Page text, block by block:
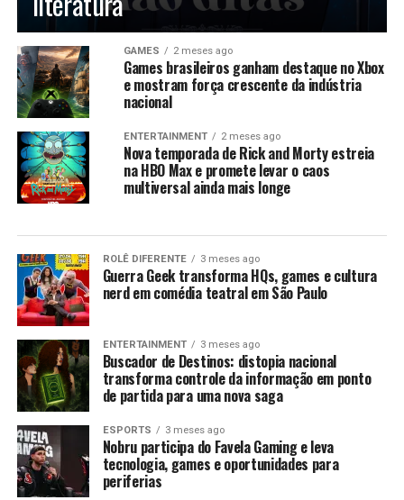
Fortnite em 2023, e no Distrito Federal, o Valorant e o
Overwatch são os jogos mais jogados pelos moradores.
No estado do Maranhão, os jogos preferidos são o Free
Fire e o eFootball.
O estudo também indicou os jogadores de eSports
brasileiros que mais faturam no país. O capitão e in-
game leader da G2 Esports, Karl “Alem4o” Zarth, é o
prêmios só neste ano. Gabriel “volpz” Fernandes é o
novo membro do Team Liquid e, em abril, embolsou US$
5.497,00 na Liga Brasil 2023. Gustavo “Herdsz” Herdina
está jogando atualmente como in-game leader para o
W7M Esports e já ganhou US$ 94.711,00 em 2023, com
seu maior faturamento sendo de US$ 25.804,00 em
2022.
A pesquisa conclui que o faturamento total dos dez
jogadores mais bem-sucedidos na lista em 2023 é de US$
808.298,00, superando a marca de R$ 4 milhões.
GAMES 2 meses ago
Games brasileiros ganham destaque no Xbox
e mostram força crescente da indústria
nacional
ENTERTAINMENT 2 meses ago
Nova temporada de Rick and Morty estreia
na HBO Max e promete levar o caos
multiversal ainda mais longe
ROLÊ DIFERENTE 3 meses ago
Guerra Geek transforma HQs, games e cultura
nerd em comédia teatral em São Paulo
ENTERTAINMENT 3 meses ago
Buscador de Destinos: distopia nacional
transforma controle da informação em ponto
de partida para uma nova saga
ESPORTS 3 meses ago
Nobru participa do Favela Gaming e leva
tecnologia, games e oportunidades para
periferias